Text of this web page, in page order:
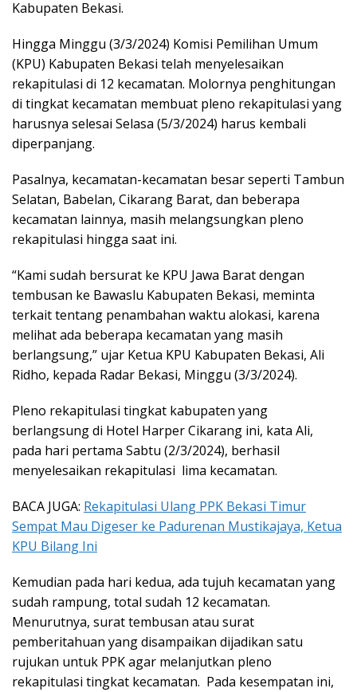
Kabupaten Bekasi.
Hingga Minggu (3/3/2024) Komisi Pemilihan Umum
(KPU) Kabupaten Bekasi telah menyelesaikan
rekapitulasi di 12 kecamatan. Molornya penghitungan
di tingkat kecamatan membuat pleno rekapitulasi yang
harusnya selesai Selasa (5/3/2024) harus kembali
diperpanjang.
Pasalnya, kecamatan-kecamatan besar seperti Tambun
Selatan, Babelan, Cikarang Barat, dan beberapa
kecamatan lainnya, masih melangsungkan pleno
rekapitulasi hingga saat ini.
“Kami sudah bersurat ke KPU Jawa Barat dengan
tembusan ke Bawaslu Kabupaten Bekasi, meminta
terkait tentang penambahan waktu alokasi, karena
melihat ada beberapa kecamatan yang masih
berlangsung,” ujar Ketua KPU Kabupaten Bekasi, Ali
Ridho, kepada Radar Bekasi, Minggu (3/3/2024).
Pleno rekapitulasi tingkat kabupaten yang
berlangsung di Hotel Harper Cikarang ini, kata Ali,
pada hari pertama Sabtu (2/3/2024), berhasil
menyelesaikan rekapitulasi lima kecamatan.
BACA JUGA: Rekapitulasi Ulang PPK Bekasi Timur
Sempat Mau Digeser ke Padurenan Mustikajaya, Ketua
KPU Bilang Ini
Kemudian pada hari kedua, ada tujuh kecamatan yang
sudah rampung, total sudah 12 kecamatan.
Menurutnya, surat tembusan atau surat
pemberitahuan yang disampaikan dijadikan satu
rujukan untuk PPK agar melanjutkan pleno
rekapitulasi tingkat kecamatan. Pada kesempatan ini,